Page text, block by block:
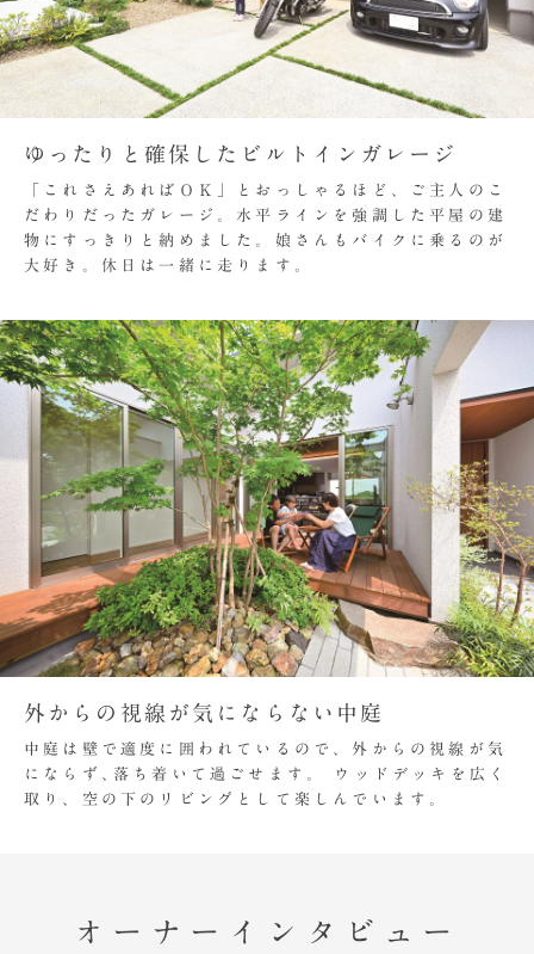
ゆったりと確保したビルトインガレージ
「これさえあればＯＫ」とおっしゃるほど、ご主人のこ
だわりだったガレージ。水平ラインを強調した平屋の建
物にすっきりと納めました。娘さんもバイクに乗るのが
大好き。休日は一緒に走ります。
外からの視線が気にならない中庭
中庭は壁で適度に囲われているので、外からの視線が気
にならず､落ち着いて過ごせます。 ウッドデッキを広く
取り、空の下のリビングとして楽しんでいます。
オーナーインタビュー